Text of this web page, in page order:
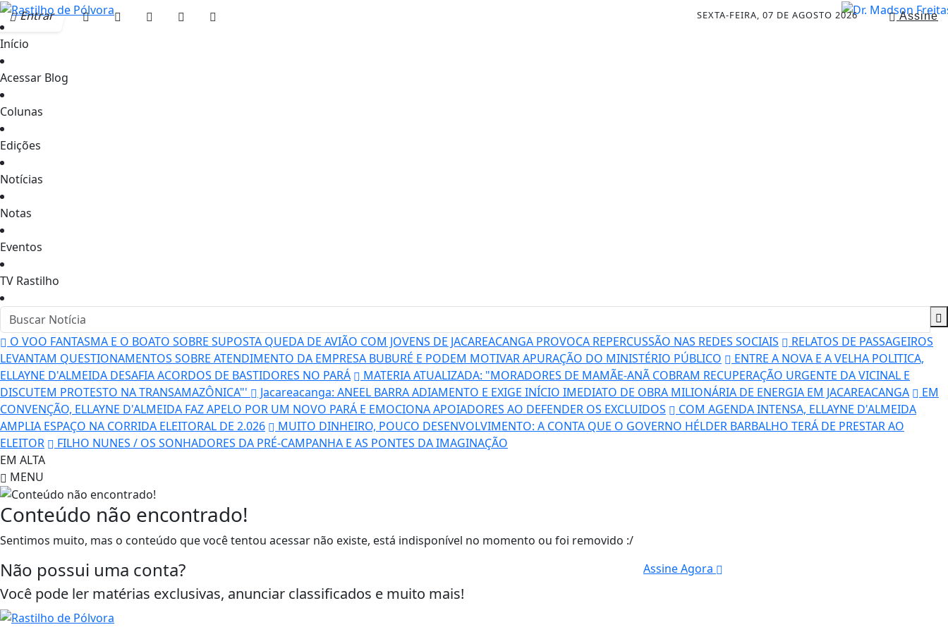
Entrar Assine
SEXTA-FEIRA, 07 DE AGOSTO 2026
Início
Acessar Blog
Colunas
Edições
Notícias
Notas
Eventos
TV Rastilho
O VOO FANTASMA E O BOATO SOBRE SUPOSTA QUEDA DE AVIÃO COM JOVENS DE JACAREACANGA PROVOCA REPERCUSSÃO NAS REDES SOCIAIS
RELATOS DE PASSAGEIROS
LEVANTAM QUESTIONAMENTOS SOBRE ATENDIMENTO DA EMPRESA BUBURÉ E PODEM MOTIVAR APURAÇÃO DO MINISTÉRIO PÚBLICO
ENTRE A NOVA E A VELHA POLITICA,
ELLAYNE D'ALMEIDA DESAFIA ACORDOS DE BASTIDORES NO PARÁ
MATERIA ATUALIZADA: "MORADORES DE MAMÃE-ANÃ COBRAM RECUPERAÇÃO URGENTE DA VICINAL E
DISCUTEM PROTESTO NA TRANSAMAZÔNICA"'
Jacareacanga: ANEEL BARRA ADIAMENTO E EXIGE INÍCIO IMEDIATO DE OBRA MILIONÁRIA DE ENERGIA EM JACAREACANGA
EM
CONVENÇÃO, ELLAYNE D'ALMEIDA FAZ APELO POR UM NOVO PARÁ E EMOCIONA APOIADORES AO DEFENDER OS EXCLUIDOS
COM AGENDA INTENSA, ELLAYNE D'ALMEIDA
AMPLIA ESPAÇO NA CORRIDA ELEITORAL DE 2.026
MUITO DINHEIRO, POUCO DESENVOLVIMENTO: A CONTA QUE O GOVERNO HÉLDER BARBALHO TERÁ DE PRESTAR AO
ELEITOR
FILHO NUNES / OS SONHADORES DA PRÉ-CAMPANHA E AS PONTES DA IMAGINAÇÃO
EM ALTA
MENU
Conteúdo não encontrado!
Sentimos muito, mas o conteúdo que você tentou acessar não existe, está indisponível no momento ou foi removido :/
Não possui uma conta?
Você pode ler matérias exclusivas, anunciar classificados e muito mais!
Assine Agora